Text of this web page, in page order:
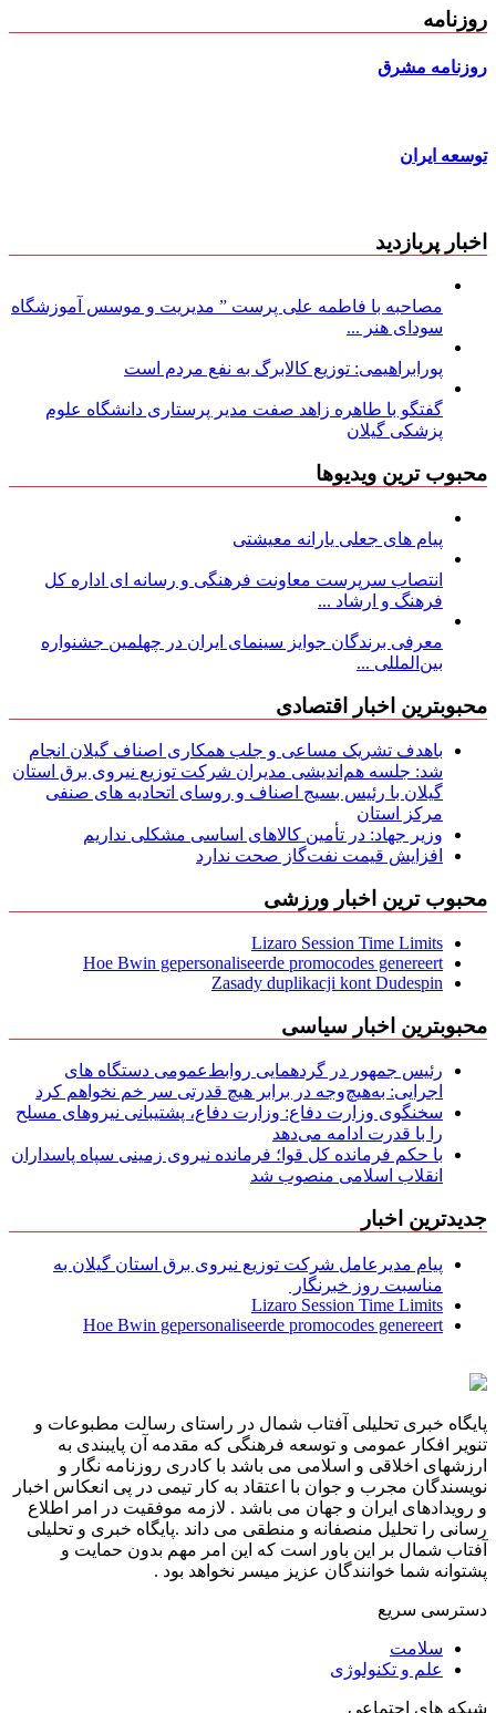
روزنامه
روزنامه مشرق
توسعه ایران
اخبار پربازدید
مصاحبه با فاطمه علی پرست ” مدیریت و موسس آموزشگاه
سودای هنر ...
پورابراهیمی: توزیع کالابرگ به نفع مردم است
گفتگو با طاهره زاهد صفت مدیر پرستاری دانشگاه علوم
پزشکی گیلان
محبوب ترین ویدیوها
پیام های جعلی یارانه معیشتی
انتصاب سرپرست معاونت فرهنگی و رسانه ای اداره کل
فرهنگ و ارشاد ...
معرفی برندگان جوایز سینمای ایران در چهلمین جشنواره
بین‌المللی ...
محبوبترین اخبار اقتصادی
باهدف تشریک مساعی و جلب همکاری اصناف گیلان انجام
شد: جلسه هم‌اندیشی مدیران شركت توزیع نیروی برق استان
گیلان با رئیس بسیج اصناف و روسای اتحادیه های صنفی
مركز استان
وزیر جهاد: در تأمین کالاهای اساسی مشکلی نداریم
افزایش قیمت نفت‌گاز صحت ندارد
محبوب ترین اخبار ورزشی
Lizaro Session Time Limits
Hoe Bwin gepersonaliseerde promocodes genereert
Zasady duplikacji kont Dudespin
محبوبترین اخبار سیاسی
رئیس جمهور در گردهمایی روابط‌عمومی دستگاه های
اجرایی: به‌هیچ‌وجه در برابر هیچ قدرتی سر خم نخواهم کرد
سخنگوی وزارت دفاع: وزارت دفاع، پشتیبانی نیرو‌های مسلح
را با قدرت ادامه می‌دهد
با حکم فرمانده کل قوا؛ فرمانده نیروی زمینی سپاه پاسداران
انقلاب اسلامی منصوب شد
جدیدترین اخبار
پیام مدیرعامل شركت توزیع نیروی برق استان گیلان به
مناسبت روز خبرنگار ‌
Lizaro Session Time Limits
Hoe Bwin gepersonaliseerde promocodes genereert
پایگاه خبری تحلیلی آفتاب شمال در راستای رسالت مطبوعات و
تنویر افکار عمومی و توسعه فرهنگی که مقدمه آن پایبندی به
ارزشهای اخلاقی و اسلامی می باشد با کادری روزنامه نگار و
نویسندگان مجرب و جوان با اعتقاد به کار تیمی در پی انعکاس اخبار
و رویدادهای ایران و جهان می باشد . لازمه موفقیت در امر اطلاع
رسانی را تحلیل منصفانه و منطقی می داند .پایگاه خبری و تحلیلی
آفتاب شمال بر این باور است که این امر مهم بدون حمایت و
پشتوانه شما خوانندگان عزیز میسر نخواهد بود .
دسترسی سریع
سلامت
علم و تکنولوژی
شبکه های اجتماعی